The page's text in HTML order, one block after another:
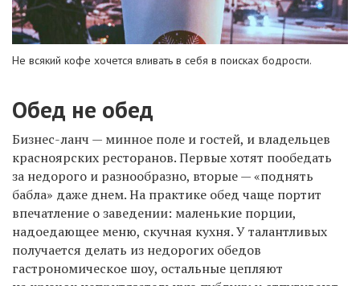
Не всякий кофе хочется вливать в себя в поисках бодрости.
Обед не обед
Бизнес-ланч — минное поле и гостей, и владельцев
красноярских ресторанов. Первые хотят пообедать
за недорого и разнообразно, вторые — «поднять
бабла» даже днем. На практике обед чаще портит
впечатление о заведении: маленькие порции,
надоедающее меню, скучная кухня. У талантливых
получается делать из недорогих обедов
гастрономическое шоу, остальные цепляют